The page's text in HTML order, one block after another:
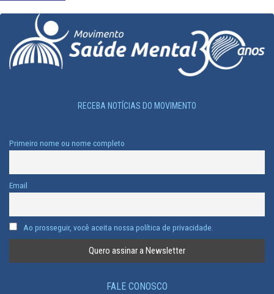
RECEBA NOTÍCIAS DO MOVIMENTO
Primeiro nome ou nome completo
Email
Ao prosseguir, você aceita nossa política de privacidade.
FALE CONOSCO